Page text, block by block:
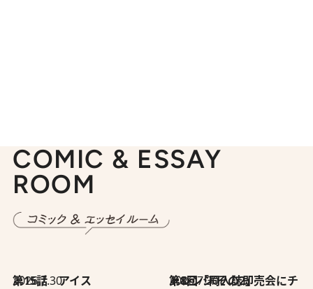
COMIC & ESSAY
ROOM
2026.7.30
第15話 アイス 2026.7.30
第8回「同人誌即売会にチャレンジ その2」